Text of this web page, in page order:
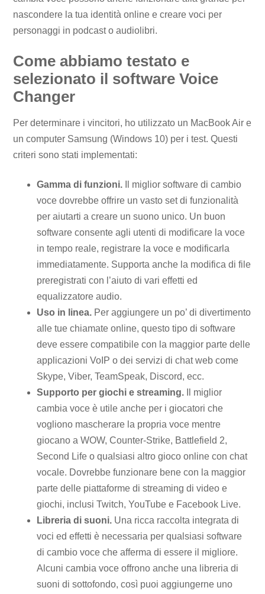
nascondere la tua identità online e creare voci per
personaggi in podcast o audiolibri.
Come abbiamo testato e
selezionato il software Voice
Changer
Per determinare i vincitori, ho utilizzato un MacBook Air e
un computer Samsung (Windows 10) per i test. Questi
criteri sono stati implementati:
Gamma di funzioni. Il miglior software di cambio
voce dovrebbe offrire un vasto set di funzionalità
per aiutarti a creare un suono unico. Un buon
software consente agli utenti di modificare la voce
in tempo reale, registrare la voce e modificarla
immediatamente. Supporta anche la modifica di file
preregistrati con l’aiuto di vari effetti ed
equalizzatore audio.
Uso in linea. Per aggiungere un po’ di divertimento
alle tue chiamate online, questo tipo di software
deve essere compatibile con la maggior parte delle
applicazioni VoIP o dei servizi di chat web come
Skype, Viber, TeamSpeak, Discord, ecc.
Supporto per giochi e streaming. Il miglior
cambia voce è utile anche per i giocatori che
vogliono mascherare la propria voce mentre
giocano a WOW, Counter-Strike, Battlefield 2,
Second Life o qualsiasi altro gioco online con chat
vocale. Dovrebbe funzionare bene con la maggior
parte delle piattaforme di streaming di video e
giochi, inclusi Twitch, YouTube e Facebook Live.
Libreria di suoni. Una ricca raccolta integrata di
voci ed effetti è necessaria per qualsiasi software
di cambio voce che afferma di essere il migliore.
Alcuni cambia voce offrono anche una libreria di
suoni di sottofondo, così puoi aggiungerne uno